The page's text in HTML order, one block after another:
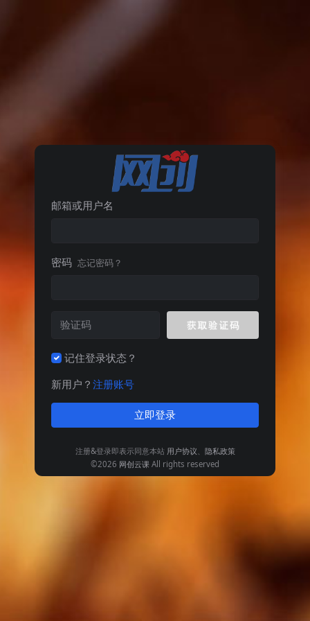
邮箱或用户名
密码 忘记密码？
记住登录状态？
新用户？ 注册账号
立即登录
注册&登录即表示同意本站 用户协议、 隐私政策
©2026 网创云课 All rights reserved